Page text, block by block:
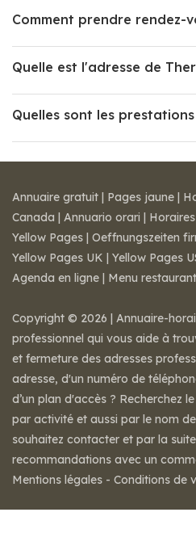
Comment prendre rendez-
Quelle est l'adresse de
Quelles sont les
Annuaire gratuit | Pages jaune |
Canada | Annuario orari |
Yellow Pages | Oeffnungszeiten
Yellow Pages UK | Yellow Pages
Agenda en ligne | Menu restaurant
Copyright © 2026 | Annuaire-
professionnel qui vous aide à
et fermeture des adresses
adresse, d'un numéro de
d’un plan d'accès ? Recherchez
par activité et aussi par le nom
souhaitez contacter et par la
recommandations avec un
Mentions légales - Conditions de